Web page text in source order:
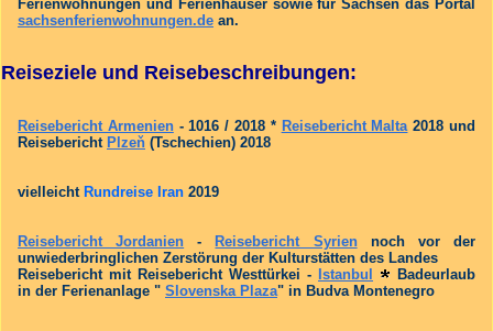
Ferienwohnungen und Ferienhäuser sowie für Sachsen das Portal
sachsenferienwohnungen.de an.
Reiseziele und Reisebeschreibungen:
Reisebericht Armenien- 1016 / 2018 * Reisebericht Malta2018 und
Reisebericht Plzeň (Tschechien) 2018
vielleicht Rundreise Iran 2019
Reisebericht Jordanien - Reisebericht Syriennoch vor der
unwiederbringlichen Zerstörung der Kulturstätten des Landes
Reisebericht mit Reisebericht Westtürkei -
Istanbul
Badeurlaub
in der Ferienanlage " Slovenska Plaza" in Budva Montenegro